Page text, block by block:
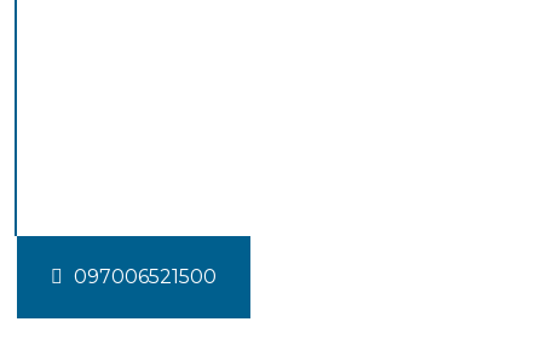
097006521500